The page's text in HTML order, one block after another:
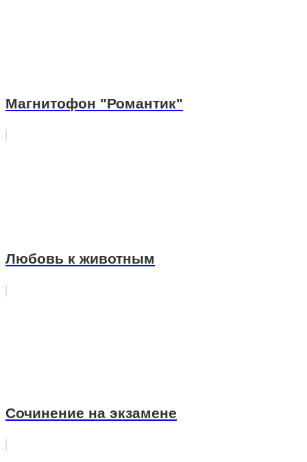
Магнитофон "Романтик"
Любовь к животным
Сочинение на экзамене